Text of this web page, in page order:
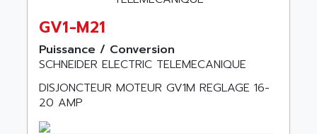
BPH
BSM SERIE
SIMODRIVE 210
SIMODRIVE 610
ACOPIAN
ACOPOS
ACQUIDUC
ACROMAG
ACS
ACS MOTION CONTROL
GV1-M21
Puissance / Conversion
SCHNEIDER ELECTRIC TELEMECANIQUE
DISJONCTEUR MOTEUR GV1M REGLAGE 16-
20 AMP